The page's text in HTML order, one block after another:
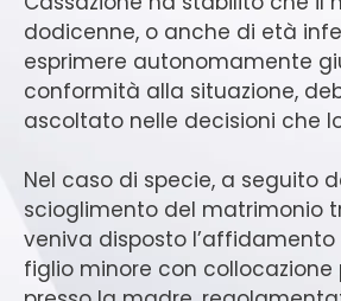
dodicenne, o anche di età
esprimere autonomamente
conformità alla situazione,
ascoltato nelle decisioni che
Nel caso di specie, a seguito
scioglimento del matrimonio
veniva disposto
figlio minore con collocazione